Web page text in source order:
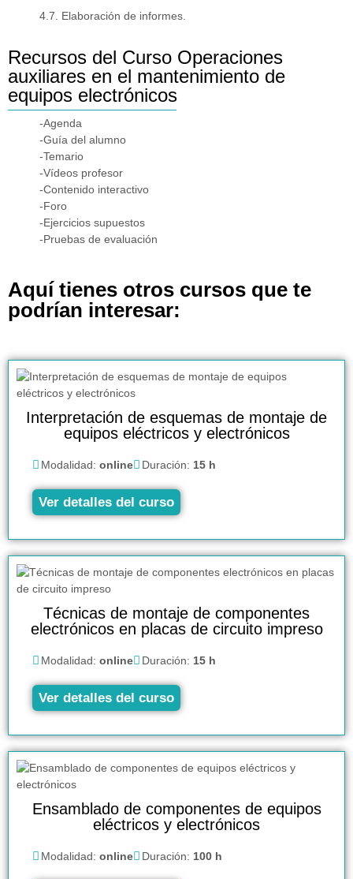
4.7. Elaboración de informes.
Recursos del Curso Operaciones
auxiliares en el mantenimiento de
equipos electrónicos
-Agenda
-Guía del alumno
-Temario
-Vídeos profesor
-Contenido interactivo
-Foro
-Ejercicios supuestos
-Pruebas de evaluación
Aquí tienes otros cursos que te
podrían interesar:
Interpretación de esquemas de montaje de
equipos eléctricos y electrónicos
Modalidad: online Duración: 15 h
Ver detalles del curso
Técnicas de montaje de componentes
electrónicos en placas de circuito impreso
Modalidad: online Duración: 15 h
Ver detalles del curso
Ensamblado de componentes de equipos
eléctricos y electrónicos
Modalidad: online Duración: 100 h